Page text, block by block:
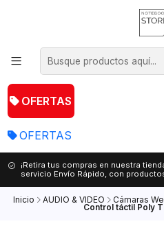
OFERTAS
OFERTAS
¡Retira tus compras en nuestra
servicio Envío Rápido, con
Inicio AUDIO & VIDEO Cámaras
Control táctil Poly